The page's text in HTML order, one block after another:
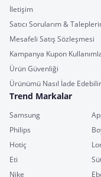
İletişim
Satıcı Sorularım &
Mesafeli Satış Sözleşmesi
Kampanya Kupon
Ürün Güvenliği
Ürünümü Nasıl İade
Trend Markalar
Samsung
Philips
Hotiç
Eti
Nike